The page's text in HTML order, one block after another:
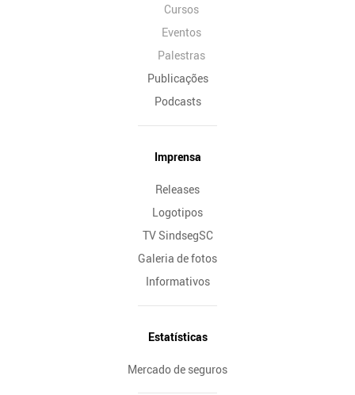
Cursos
Eventos
Palestras
Publicações
Podcasts
Imprensa
Releases
Logotipos
TV SindsegSC
Galeria de fotos
Informativos
Estatísticas
Mercado de seguros